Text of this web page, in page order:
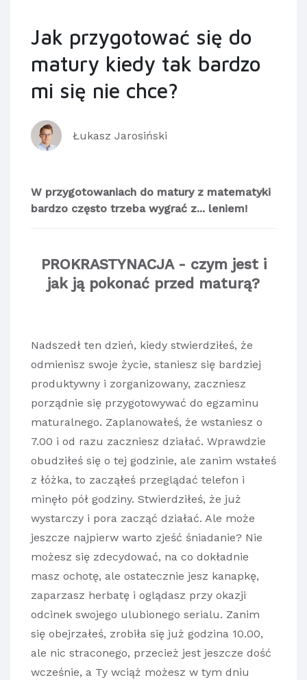
Jak przygotować się do
matury kiedy tak bardzo
mi się nie chce?
Łukasz Jarosiński
W przygotowaniach do matury z matematyki
bardzo często trzeba wygrać z... leniem!
PROKRASTYNACJA - czym jest i
jak ją pokonać przed maturą?
Nadszedł ten dzień, kiedy stwierdziłeś, że
odmienisz swoje życie, staniesz się bardziej
produktywny i zorganizowany, zaczniesz
porządnie się przygotowywać do egzaminu
maturalnego. Zaplanowałeś, że wstaniesz o
7.00 i od razu zaczniesz działać. Wprawdzie
obudziłeś się o tej godzinie, ale zanim wstałeś
z łóżka, to zacząłeś przeglądać telefon i
minęło pół godziny. Stwierdziłeś, że już
wystarczy i pora zacząć działać. Ale może
jeszcze najpierw warto zjeść śniadanie? Nie
możesz się zdecydować, na co dokładnie
masz ochotę, ale ostatecznie jesz kanapkę,
zaparzasz herbatę i oglądasz przy okazji
odcinek swojego ulubionego serialu. Zanim
się obejrzałeś, zrobiła się już godzina 10.00,
ale nic straconego, przecież jest jeszcze dość
wcześnie, a Ty wciąż możesz w tym dniu